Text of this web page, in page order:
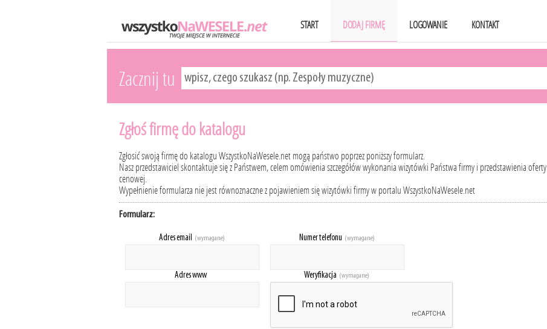
START DODAJ FIRMĘ LOGOWANIE KONTAKT
Zacznij tu
Zgłoś firmę do katalogu
Zgłosić swoją firmę do katalogu WszystkoNaWesele.net mogą państwo poprzez poniższy formularz.
Nasz przedstawiciel skontaktuje się z Państwem, celem omówienia szczegółów wykonania wizytówki Państwa firmy i przedstawienia oferty
cenowej.
Wypełnienie formularza nie jest równoznaczne z pojawieniem się wizytówki firmy w portalu WszystkoNaWesele.net
Formularz:
Adres email (wymagane) Numer telefonu (wymagane)
Adres www Weryfikacja (wymagane)